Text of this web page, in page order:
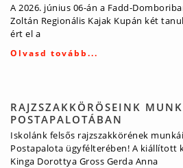
A 2026. június 06-án a Fadd-
Zoltán Regionális Kajak Kupán két
ért el a
Olvasd tovább...
RAJZSZAKKÖRÖSEINK
POSTAPALOTÁBAN
Iskolánk felsős rajzszakkörének
Postapalota ügyfélterében! A kiállított
Kinga Dorottya Gross Gerda Anna